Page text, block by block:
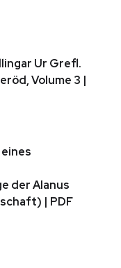
Ur Grefl.
Volume 3 |
der Alanus
| PDF